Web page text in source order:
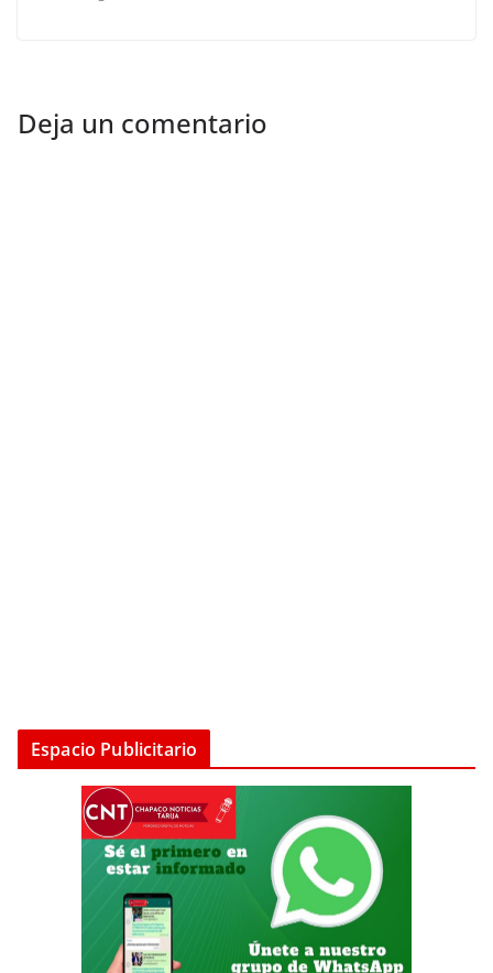
Deja un comentario
Espacio Publicitario